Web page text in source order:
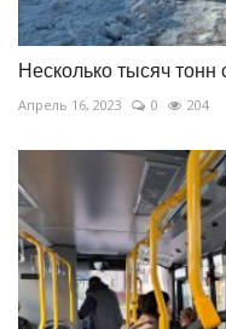
Несколько тысяч
Апрель 16, 2023 0 204